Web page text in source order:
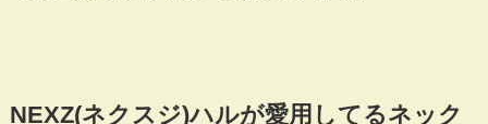
NEXZ(ネクスジ)ハルが愛用してるネック